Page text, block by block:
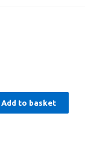
Add to basket